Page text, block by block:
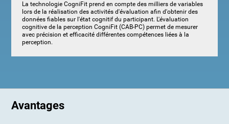
La technologie CogniFit prend en compte des milliers de variables
lors de la réalisation des activités d'évaluation afin d'obtenir des
données fiables sur l'état cognitif du participant. L'évaluation
cognitive de la perception CogniFit (CAB-PC) permet de mesurer
avec précision et efficacité différentes compétences liées à la
perception.
Avantages